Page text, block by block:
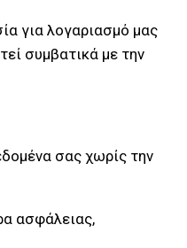
για λογαριασμό μας
συμβατικά με την
σας χωρίς την
ασφάλειας,